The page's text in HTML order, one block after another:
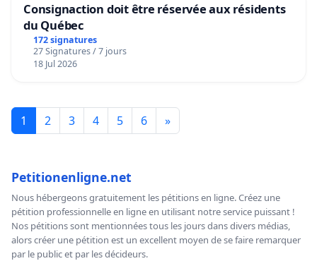
Consignaction doit être réservée aux résidents
du Québec
172 signatures
27 Signatures / 7 jours
18 Jul 2026
1 2 3 4 5 6 »
Petitionenligne.net
Nous hébergeons gratuitement les pétitions en ligne. Créez une
pétition professionnelle en ligne en utilisant notre service puissant !
Nos pétitions sont mentionnées tous les jours dans divers médias,
alors créer une pétition est un excellent moyen de se faire remarquer
par le public et par les décideurs.